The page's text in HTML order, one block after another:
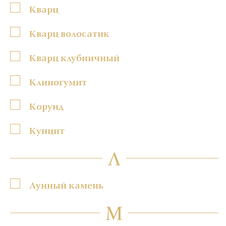
Кварц
Кварц волосатик
Кварц клубничный
Клиногумит
Корунд
Кунцит
Л
Лунный камень
М